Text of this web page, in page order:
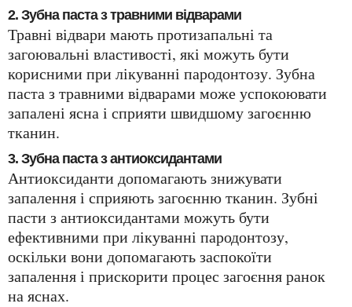
2. Зубна паста з травними відварами
Травні відвари мають протизапальні та
загоювальні властивості, які можуть бути
корисними при лікуванні пародонтозу. Зубна
паста з травними відварами може успокоювати
запалені ясна і сприяти швидшому загоєнню
тканин.
3. Зубна паста з антиоксидантами
Антиоксиданти допомагають знижувати
запалення і сприяють загоєнню тканин. Зубні
пасти з антиоксидантами можуть бути
ефективними при лікуванні пародонтозу,
оскільки вони допомагають заспокоїти
запалення і прискорити процес загоєння ранок
на яснах.